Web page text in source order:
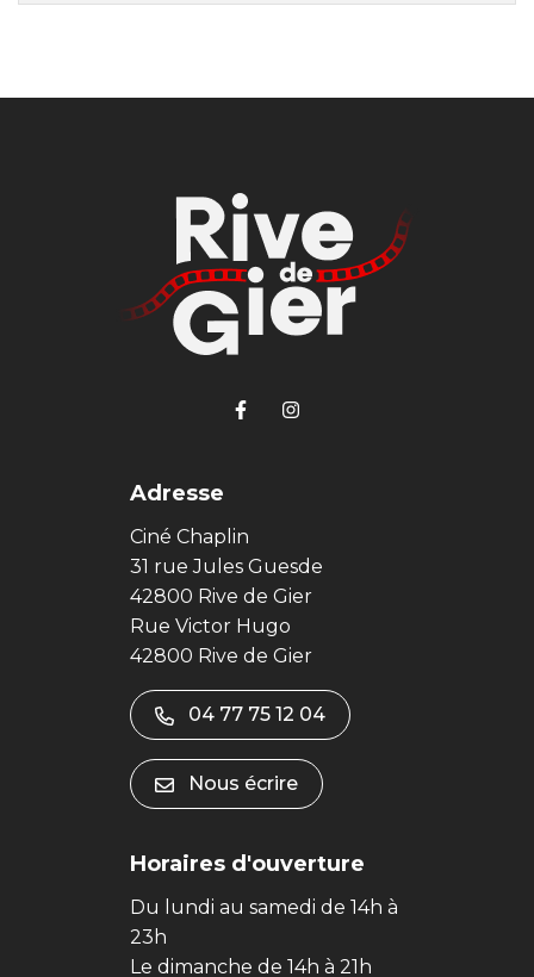
Lien vers le compte Facebook
Lien vers le compte
Adresse
Ciné Chaplin
31 rue Jules Guesde
42800 Rive de Gier
Rue Victor Hugo
42800 Rive de Gier
04 77 75 12 04
Nous écrire
Horaires d'ouverture
Du lundi au samedi de 14h à
23h
Le dimanche de 14h à 21h